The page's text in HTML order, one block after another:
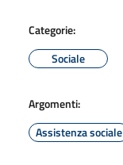
Categorie:
Sociale
Argomenti:
Assistenza sociale